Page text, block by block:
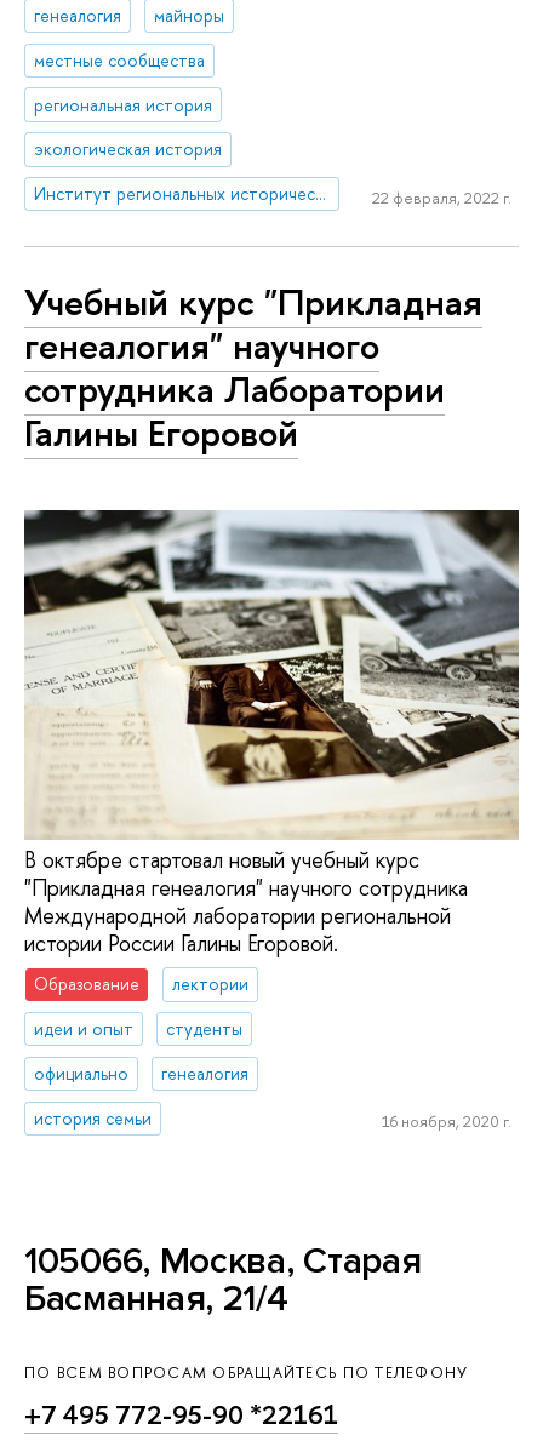
генеалогия
майноры
местные сообщества
региональная история
экологическая история
Институт региональных исторических исследований
22 февраля, 2022 г.
Учебный курс "Прикладная
генеалогия" научного
сотрудника Лаборатории
Галины Егоровой
В октябре стартовал новый учебный курс
"Прикладная генеалогия" научного сотрудника
Международной лаборатории региональной
истории России Галины Егоровой.
Образование
лектории
идеи и опыт
студенты
официально
генеалогия
история семьи
16 ноября, 2020 г.
105066, Москва, Старая
Басманная, 21/4
ПО ВСЕМ ВОПРОСАМ ОБРАЩАЙТЕСЬ ПО ТЕЛЕФОНУ
+7 495 772-95-90 *22161